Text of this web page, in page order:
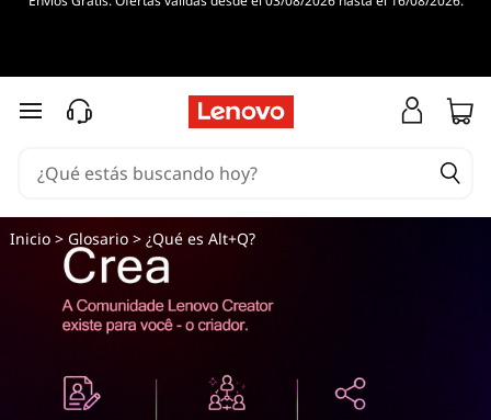
Ir al contenido principal
Inicio> Glosario> ¿Qué es Alt+Q?